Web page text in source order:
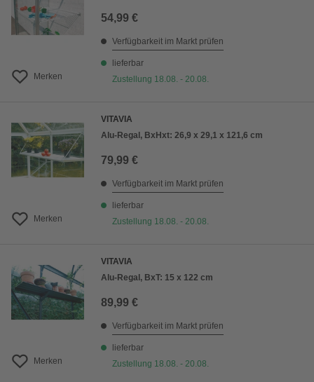
Merken
54,99 €
Verfügbarkeit im Markt prüfen
lieferbar
Zustellung 18.08. - 20.08.
Merken
VITAVIA
Alu-Regal, BxHxt: 26,9 x 29,1 x 121,6 cm
79,99 €
Verfügbarkeit im Markt prüfen
lieferbar
Zustellung 18.08. - 20.08.
Merken
VITAVIA
Alu-Regal, BxT: 15 x 122 cm
89,99 €
Verfügbarkeit im Markt prüfen
lieferbar
Zustellung 18.08. - 20.08.